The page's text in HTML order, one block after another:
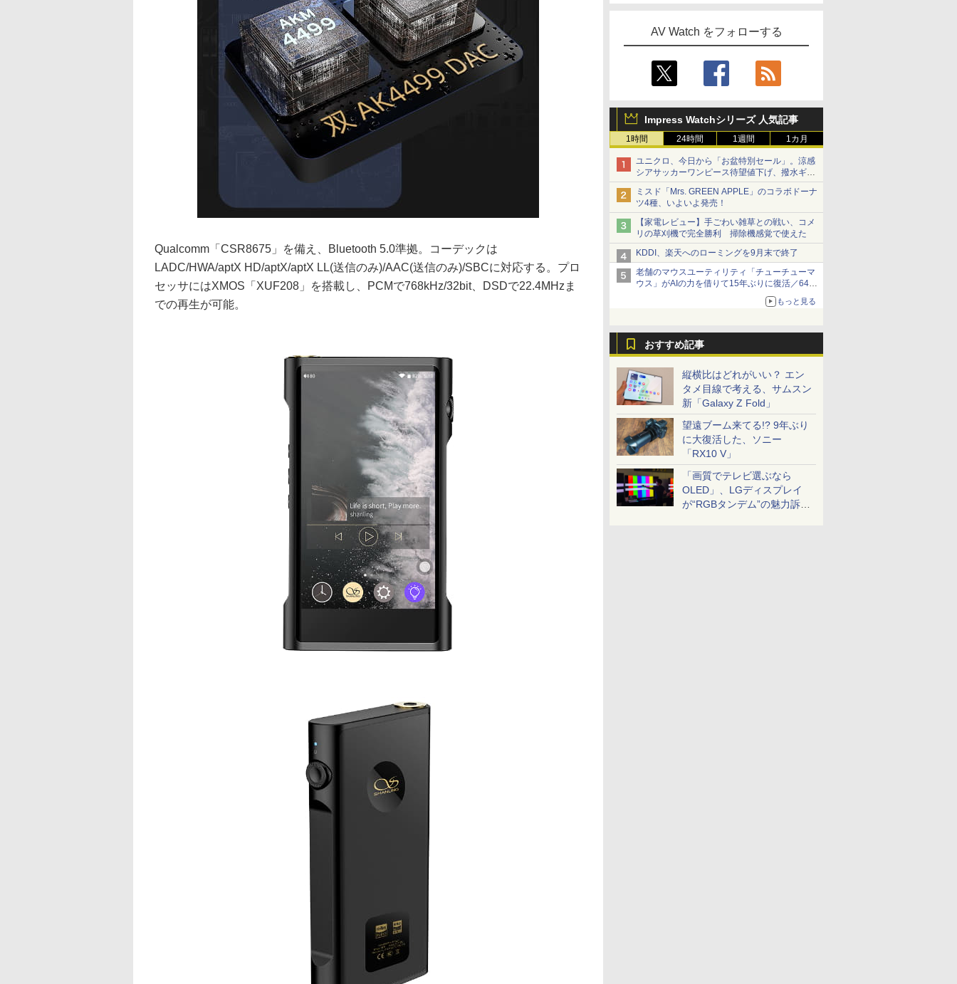
AV Watch をフォローする
Impress Watchシリーズ 人気記事
1時間 24時間 1週間 1カ月
ユニクロ、今日から「お盆特別セール」。涼感
シアサッカーワンピース待望値下げ、撥水ギア
ショーツは1990円に
ミスド「Mrs. GREEN APPLE」のコラボドーナ
ツ4種、いよいよ発売！
【家電レビュー】手ごわい雑草との戦い、コメ
リの草刈機で完全勝利 掃除機感覚で使えた
KDDI、楽天へのローミングを9月末で終了
老舗のマウスユーティリティ「チューチューマ
ウス」がAIの力を借りて15年ぶりに復活／64bit
化、Windows 10/11、「Chrome」も走り回
る。復活記念で2026年末まで500円
もっと見る
おすすめ記事
縦横比はどれがいい？ エン
タメ目線で考える、サムスン
新「Galaxy Z Fold」
望遠ブーム来てる!? 9年ぶり
に大復活した、ソニー
「RX10 V」
「画質でテレビ選ぶなら
OLED」、LGディスプレイ
が“RGBタンデム”の魅力訴
Qualcomm「CSR8675」を備え、Bluetooth 5.0準拠。コーデックは
LADC/HWA/aptX HD/aptX/aptX LL(送信のみ)/AAC(送信のみ)/SBCに対応する。プロ
セッサにはXMOS「XUF208」を搭載し、PCMで768kHz/32bit、DSDで22.4MHzま
での再生が可能。